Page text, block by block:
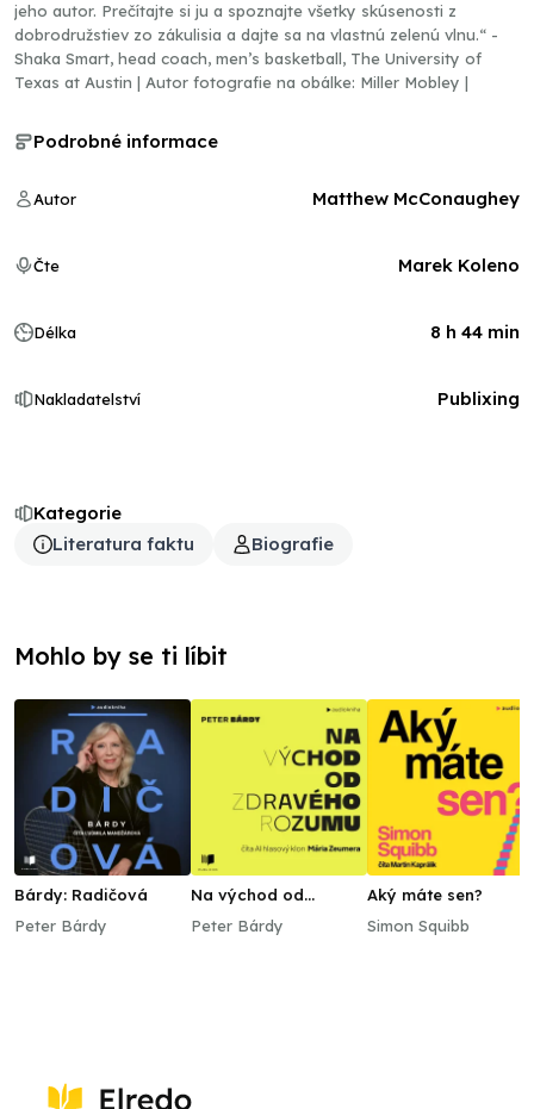
jeho autor. Prečítajte si ju a spoznajte všetky skúsenosti z
dobrodružstiev zo zákulisia a dajte sa na vlastnú zelenú vlnu.“ -
Shaka Smart, head coach, men’s basketball, The University of
Texas at Austin | Autor fotografie na obálke: Miller Mobley |
Kategorie
Literatura faktu
Biografie
Podrobné informace
Autor Matthew McConaughey
Čte Marek Koleno
Délka 8 h 44 min
Nakladatelství Publixing
Mohlo by se ti líbit
Bárdy: Radičová
Peter Bárdy
Na východ od
Peter Bárdy
Aký máte sen?
Simon Squibb